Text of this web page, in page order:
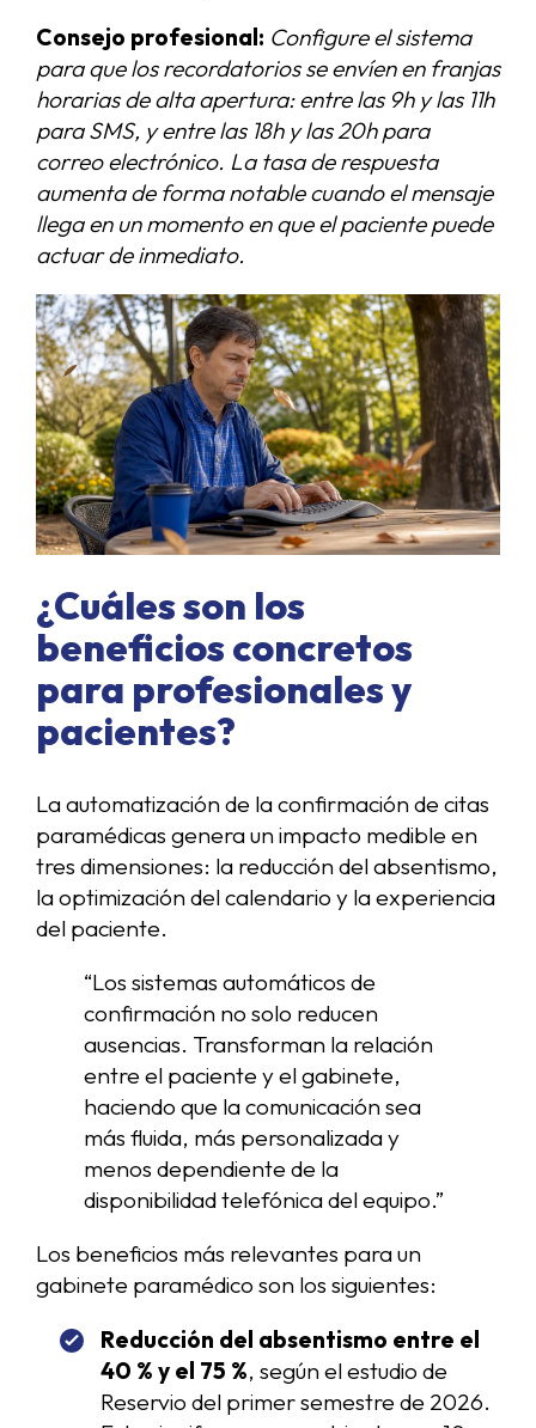
Consejo profesional: Configure el sistema
para que los recordatorios se envíen en franjas
horarias de alta apertura: entre las 9h y las 11h
para SMS, y entre las 18h y las 20h para
correo electrónico. La tasa de respuesta
aumenta de forma notable cuando el mensaje
llega en un momento en que el paciente puede
actuar de inmediato.
¿Cuáles son los
beneficios concretos
para profesionales y
pacientes?
La automatización de la confirmación de citas
paramédicas genera un impacto medible en
tres dimensiones: la reducción del absentismo,
la optimización del calendario y la experiencia
del paciente.
“Los sistemas automáticos de
confirmación no solo reducen
ausencias. Transforman la relación
entre el paciente y el gabinete,
haciendo que la comunicación sea
más fluida, más personalizada y
menos dependiente de la
disponibilidad telefónica del equipo.”
Los beneficios más relevantes para un
gabinete paramédico son los siguientes:
Reducción del absentismo entre el
40 % y el 75 %, según el estudio de
Reservio del primer semestre de 2026.